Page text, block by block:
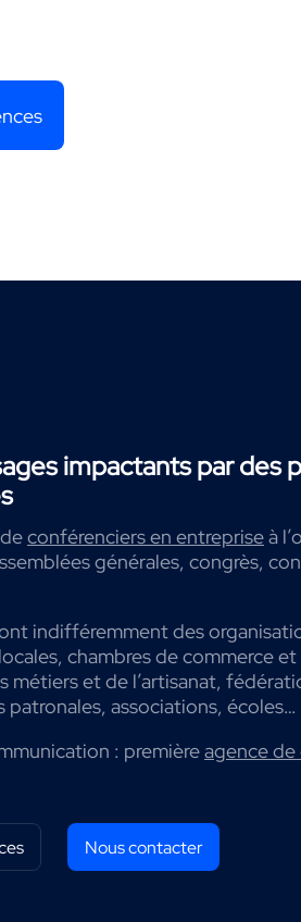
impactants par des
conférenciers en entrepriseà
générales, congrès,
indifféremment des
chambres de commerce et
métiers et de l’artisanat,
patronales, associations, écoles…
: premièreagence
Nous contacter